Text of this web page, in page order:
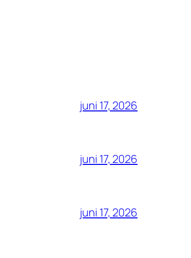
juni 17, 2026
juni 17, 2026
juni 17, 2026